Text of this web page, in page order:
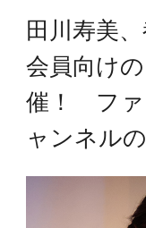
田川寿美
会員向け
催！ ファ
ャンネル